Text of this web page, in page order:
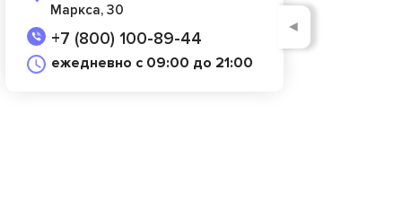
Маркса, 30
+7 (800) 100-89-44
ежедневно с 09:00 до 21:00
◄